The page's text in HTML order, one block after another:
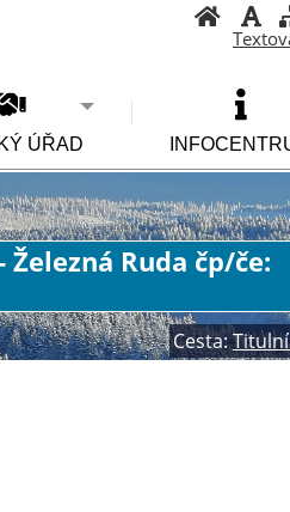
ÚŘAD
Ruda čp/če:
Cesta: